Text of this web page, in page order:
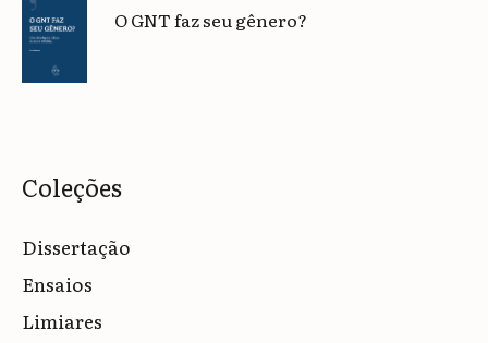
O GNT faz seu gênero?
Coleções
Dissertação
Ensaios
Limiares